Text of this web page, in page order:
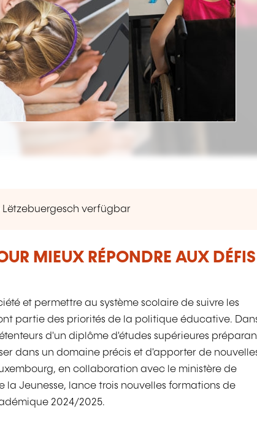
Lëtzebuergesch verfügbar
MIEUX RÉPONDRE AUX DÉFIS
et permettre au système scolaire de suivre les
partie des priorités de la politique éducative.
d'un diplôme d'études supérieures
dans un domaine précis et d'apporter de
en collaboration avec le ministère de
la Jeunesse, lance trois nouvelles formations de
2024/2025.